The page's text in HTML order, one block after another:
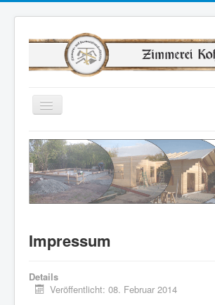
Navigation
Home
Unsere Leistungen
Referenzen
Downloads
Impressum
Impressum
Details
Veröffentlicht: 08. Februar 2014